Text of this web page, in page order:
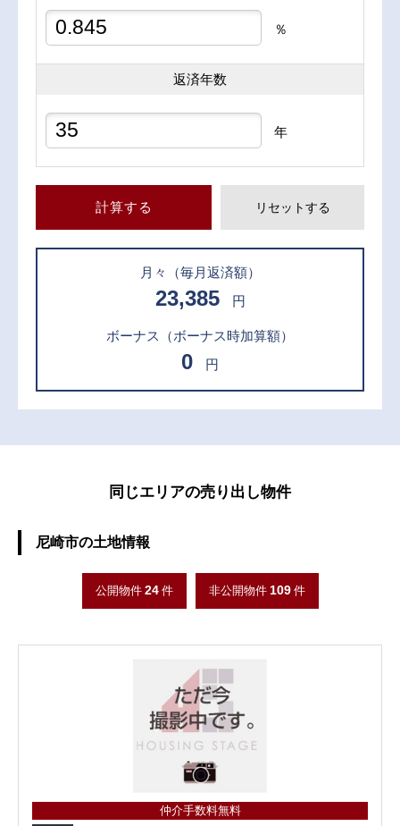
％
返済年数
年
計算する リセットする
月々 （毎月返済額）
23,385 円
ボーナス （ボーナス時加算額）
0 円
同じエリアの売り出し物件
尼崎市の土地情報
公開物件 24 件 非公開物件 109 件
仲介手数料無料